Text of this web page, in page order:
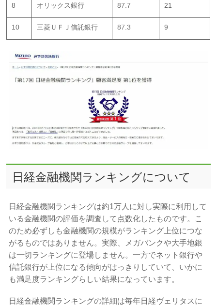
8 オリックス銀行 87.7 21
10 三菱ＵＦＪ信託銀行 87.3 9
日経金融機関ランキングについて
日経金融機関ランキングは約1万人に対し実際に利用して
いる金融機関の評価を調査して点数化したものです。こ
のため必ずしも金融機関の規模がランキング上位につな
がるものではありません。実際、メガバンクや大手地銀
は一切ランキングに登場しません。一方でネット銀行や
信託銀行が上位になる傾向がはっきりしていて、いかに
も満足度ランキングらしい結果になっています。
日経金融機関ランキングの詳細は毎年日経ヴェリタスに